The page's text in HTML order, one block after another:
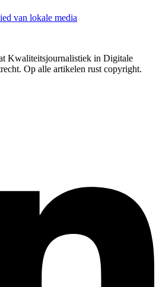
van lokale media
Kwaliteitsjournalistiek in Digitale
Op alle artikelen rust copyright.